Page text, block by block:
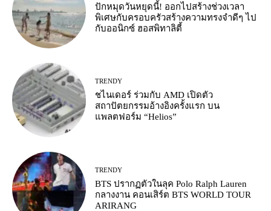
ปักหมุดวันหยุดนี้! ออกไปสร้างช่วงเวลา
พิเศษกับครอบครัวสร้างความทรงจำดีๆ ไป
กับออนิกซ์ ฮอสพิทาลิตี้
TRENDY
ชไนเดอร์ ร่วมกับ AMD เปิดตัว
สถาปัตยกรรมอ้างอิงครั้งแรก บน
แพลตฟอร์ม “Helios”
TRENDY
BTS ปรากฏตัวในลุค Polo Ralph Lauren
กลางงาน คอนเสิร์ต BTS WORLD TOUR
ARIRANG